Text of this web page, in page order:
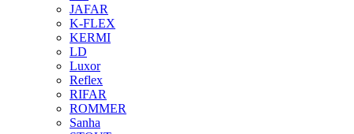
JAFAR
K-FLEX
KERMI
LD
Luxor
Reflex
RIFAR
ROMMER
Sanha